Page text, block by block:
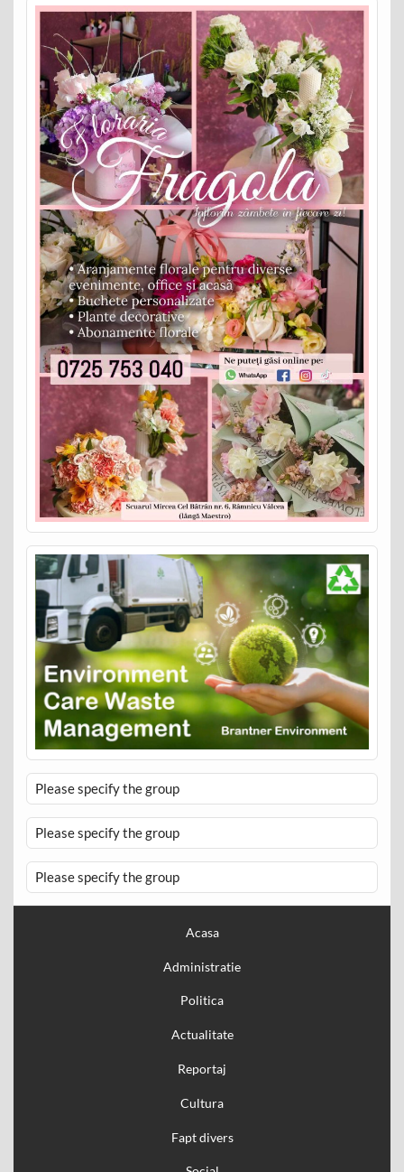
Please specify the group
Please specify the group
Please specify the group
Acasa
Administratie
Politica
Actualitate
Reportaj
Cultura
Fapt divers